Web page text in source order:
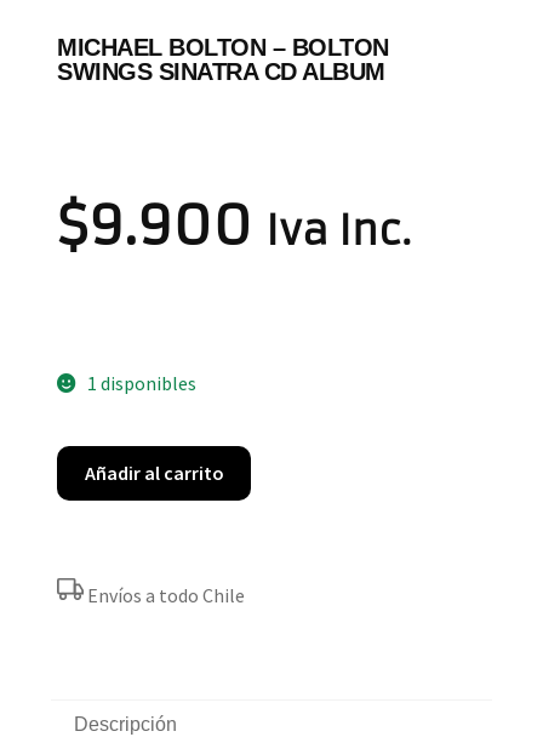
MICHAEL BOLTON ‎– BOLTON
SWINGS SINATRA CD ALBUM
$9.900 Iva Inc.
1 disponibles
Añadir al carrito
Envíos a todo Chile
Descripción